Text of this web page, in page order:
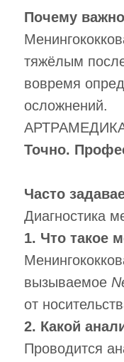
Почему
тяжёлым
вовремя
осложнений.
АРТРАМЕДИКА
Точно.
Часто
Диагностика
1. Что такое
вызываемое
от
2. Какой
Проводится